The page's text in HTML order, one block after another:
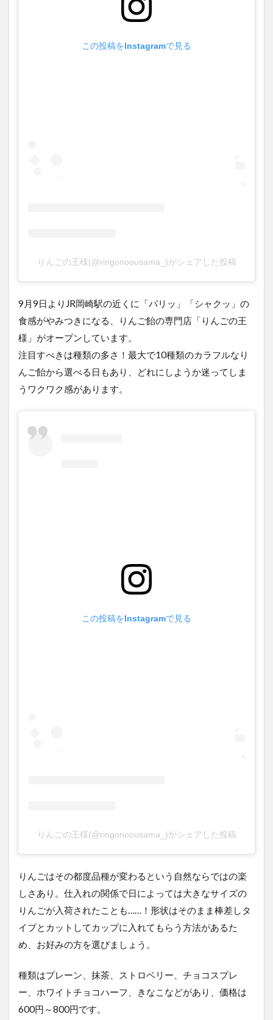
この投稿をInstagramで見る
りんごの王様(@ringonoousama_)がシェアした投稿
9月9日よりJR岡崎駅の近くに「パリッ」「シャクッ」の
食感がやみつきになる、りんご飴の専門店「りんごの王
様」がオープンしています。
注目すべきは種類の多さ！最大で10種類のカラフルなり
んご飴から選べる日もあり、どれにしようか迷ってしま
うワクワク感があります。
この投稿をInstagramで見る
りんごの王様(@ringonoousama_)がシェアした投稿
りんごはその都度品種が変わるという自然ならではの楽
しさあり。仕入れの関係で日によっては大きなサイズの
りんごが入荷されたことも……！形状はそのまま棒差しタ
イプとカットしてカップに入れてもらう方法があるた
め、お好みの方を選びましょう。
種類はプレーン、抹茶、ストロベリー、チョコスプレ
ー、ホワイトチョコハーフ、きなこなどがあり、価格は
600円～800円です。